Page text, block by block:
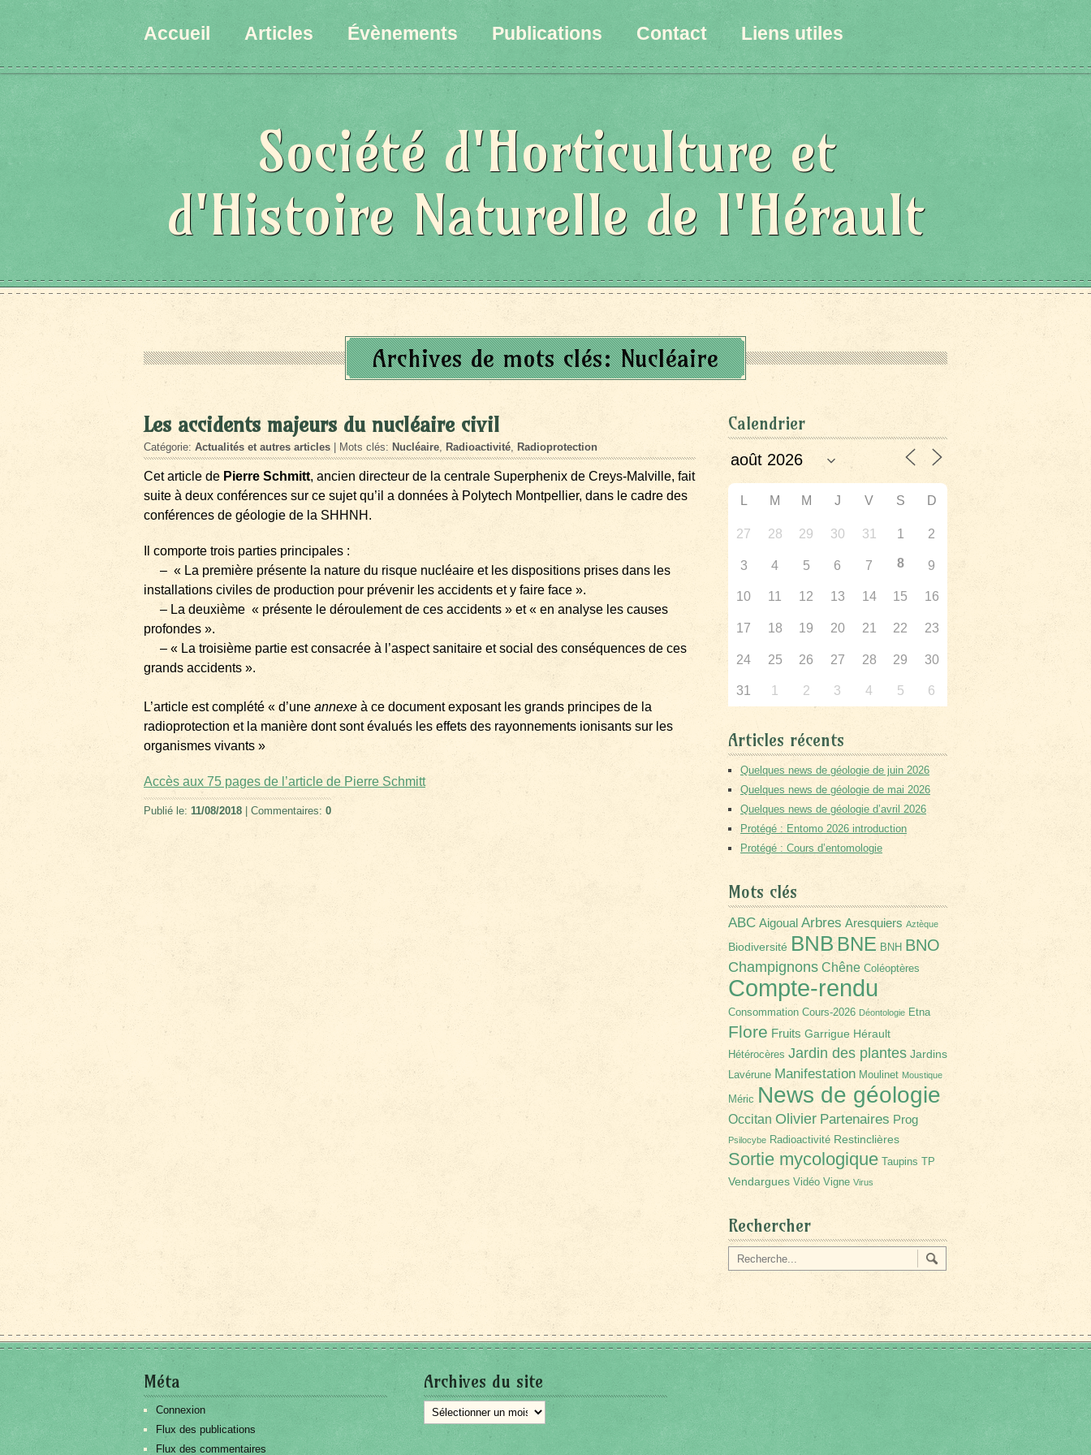
Accueil Articles Évènements Publications Contact Liens utiles
Société d'Horticulture et
d'Histoire Naturelle de l'Hérault
Archives de mots clés:Nucléaire
Les accidents majeurs du nucléaire civil
Catégorie: Actualités et autres articles | Mots clés: Nucléaire, Radioactivité, Radioprotection
Cet article de Pierre Schmitt, ancien directeur de la centrale Superphenix de Creys-Malville, fait
suite à deux conférences sur ce sujet qu’il a données à Polytech Montpellier, dans le cadre des
conférences de géologie de la SHHNH.
Il comporte trois parties principales :
– « La première présente la nature du risque nucléaire et les dispositions prises dans les
installations civiles de production pour prévenir les accidents et y faire face ».
– La deuxième « présente le déroulement de ces accidents » et « en analyse les causes
profondes ».
– « La troisième partie est consacrée à l’aspect sanitaire et social des conséquences de ces
grands accidents ».
L’article est complété « d’une annexe à ce document exposant les grands principes de la
radioprotection et la manière dont sont évalués les effets des rayonnements ionisants sur les
organismes vivants »
Accès aux 75 pages de l’article de Pierre Schmitt
Publié le: 11/08/2018 | Commentaires: 0
Calendrier
L M M J V S D
27 28 29 30 31 1 2
3 4 5 6 7 8 9
10 11 12 13 14 15 16
17 18 19 20 21 22 23
24 25 26 27 28 29 30
31 1 2 3 4 5 6
Articles récents
Quelques news de géologie de juin 2026
Quelques news de géologie de mai 2026
Quelques news de géologie d’avril 2026
Protégé : Entomo 2026 introduction
Protégé : Cours d’entomologie
Mots clés
ABC Aigoual Arbres Aresquiers Aztèque
Biodiversité BNB BNE BNH BNO
Champignons Chêne Coléoptères
Compte-rendu
Consommation Cours-2026 Déontologie Etna
Flore Fruits Garrigue Hérault
Hétérocères Jardin des plantes Jardins
Lavérune Manifestation Moulinet Moustique
Méric News de géologie
Occitan Olivier Partenaires Prog
Psilocybe Radioactivité Restinclières
Sortie mycologique Taupins TP
Vendargues Vidéo Vigne Virus
Rechercher
Méta
Connexion
Flux des publications
Flux des commentaires
Archives du site
Archives
du